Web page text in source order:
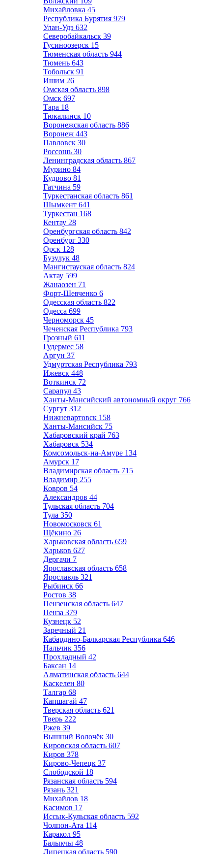
Михайловка 45
Республика Бурятия 979
Улан-Удэ 632
Северобайкальск 39
Гусиноозерск 15
Тюменская область 944
Тюмень 643
Тобольск 91
Ишим 26
Омская область 898
Омск 697
Тара 18
Тюкалинск 10
Воронежская область 886
Воронеж 443
Павловск 30
Россошь 30
Ленинградская область 867
Мурино 84
Кудрово 81
Гатчина 59
Туркестанская область 861
Шымкент 641
Туркестан 168
Кентау 28
Оренбургская область 842
Оренбург 330
Орск 128
Бузулук 48
Мангистауская область 824
Актау 599
Жанаозен 71
Форт-Шевченко 6
Одесская область 822
Одесса 699
Черноморск 45
Чеченская Республика 793
Грозный 611
Гудермес 58
Аргун 37
Удмуртская Республика 793
Ижевск 448
Воткинск 72
Сарапул 43
Ханты-Мансийский автономный округ 766
Сургут 312
Нижневартовск 158
Ханты-Мансийск 75
Хабаровский край 763
Хабаровск 534
Комсомольск-на-Амуре 134
Амурск 17
Владимирская область 715
Владимир 255
Ковров 54
Александров 44
Тульская область 704
Тула 350
Новомосковск 61
Щёкино 26
Харьковская область 659
Харьков 627
Дергачи 7
Ярославская область 658
Ярославль 321
Рыбинск 66
Ростов 38
Пензенская область 647
Пенза 379
Кузнецк 52
Заречный 21
Кабардино-Балкарская Республика 646
Нальчик 356
Прохладный 42
Баксан 14
Алматинская область 644
Каскелен 80
Талгар 68
Капшагай 47
Тверская область 621
Тверь 222
Ржев 39
Вышний Волочёк 30
Кировская область 607
Киров 378
Кирово-Чепецк 37
Слободской 18
Рязанская область 594
Рязань 321
Михайлов 18
Касимов 17
Иссык-Кульская область 592
Чолпон-Ата 114
Каракол 95
Балыкчы 48
Липецкая область 590